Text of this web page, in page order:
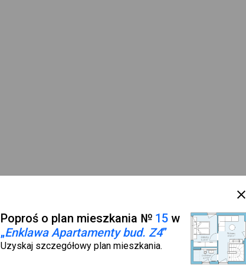
Poproś o plan mieszkania № 15 w
„Enklawa Apartamenty bud. Z4”
Uzyskaj szczegółowy plan mieszkania.